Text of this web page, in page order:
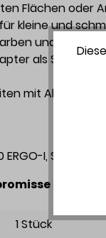
Flächen oder
kleine und
und Lacken
als
mit
ERGO-I,
dank
1 Stück